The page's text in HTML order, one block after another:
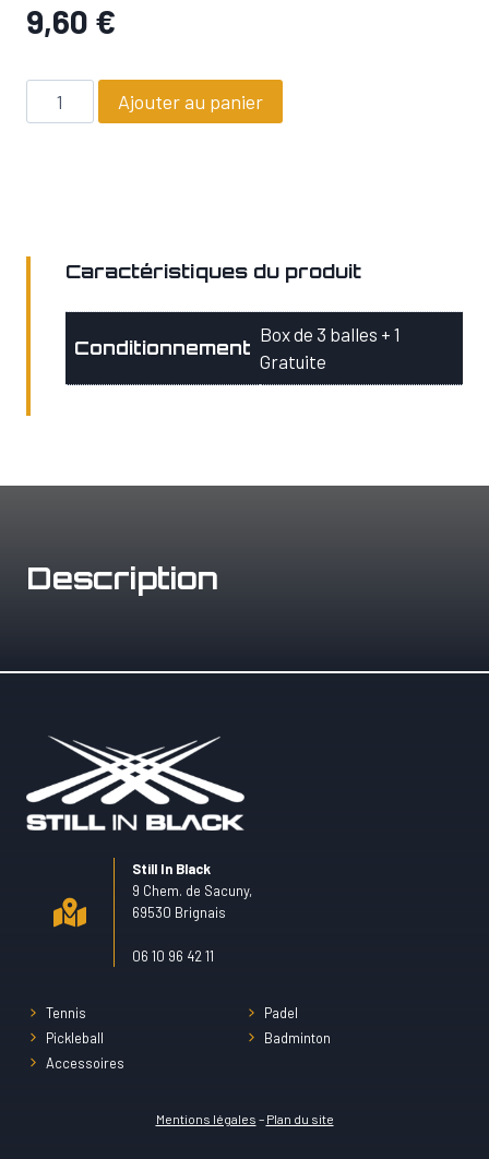
9,60 €
quantité
de
1
Ajouter au panier
Caractéristiques du produit
Conditionnement
Box de 3 balles + 1
Gratuite
Description
Still In Black
9 Chem. de Sacuny,
69530 Brignais
06 10 96 42 11
Tennis
Padel
Pickleball
Badminton
Accessoires
Mentions légales – Plan du site